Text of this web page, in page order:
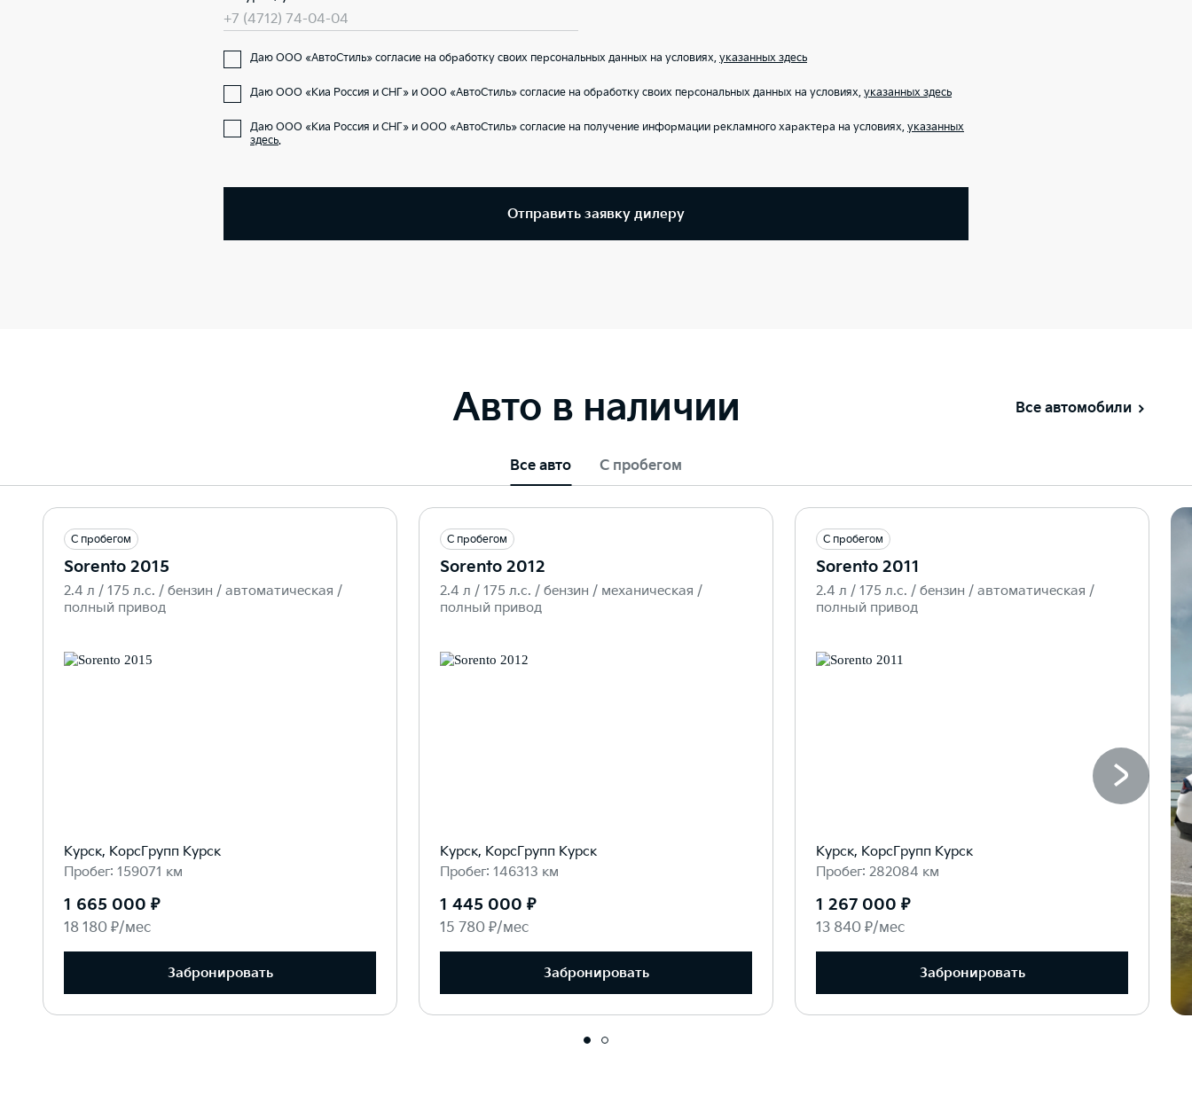
+7 (4712) 74-04-04
Даю ООО «АвтоСтиль» согласие на обработку своих персональных данных на условиях, указанных здесь
Даю ООО «Киа Россия и СНГ» и ООО «АвтоСтиль» согласие на обработку своих персональных данных на условиях, указанных здесь
Даю ООО «Киа Россия и СНГ» и ООО «АвтоСтиль» согласие на получение информации рекламного характера на условиях, указанных
здесь.
Отправить заявку дилеру
Авто в наличии Все автомобили
Все авто С пробегом
С пробегом
Sorento 2015
2.4 л / 175 л.c. / бензин / автоматическая /
полный привод
Курск, КорсГрупп Курск
Пробег: 159071 км
1 665 000 ₽
18 180 ₽/мес
Забронировать
С пробегом
Sorento 2012
2.4 л / 175 л.c. / бензин / механическая /
полный привод
Курск, КорсГрупп Курск
Пробег: 146313 км
1 445 000 ₽
15 780 ₽/мес
Забронировать
С пробегом
Sorento 2011
2.4 л / 175 л.c. / бензин / автоматическая /
полный привод
Курск, КорсГрупп Курск
Пробег: 282084 км
1 267 000 ₽
13 840 ₽/мес
Забронировать